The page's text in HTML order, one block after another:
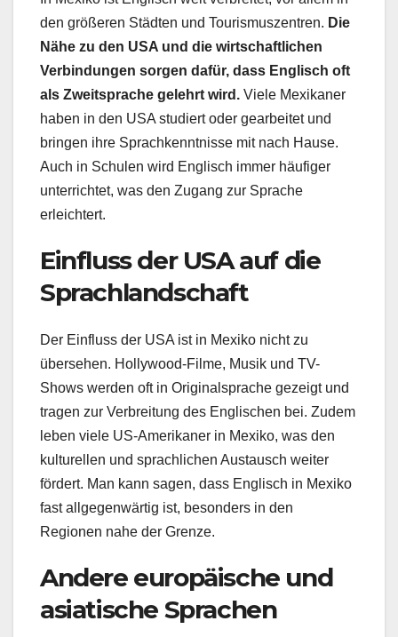
den größeren Städten und Tourismuszentren. Die
Nähe zu den USA und die wirtschaftlichen
Verbindungen sorgen dafür, dass Englisch oft
als Zweitsprache gelehrt wird. Viele Mexikaner
haben in den USA studiert oder gearbeitet und
bringen ihre Sprachkenntnisse mit nach Hause.
Auch in Schulen wird Englisch immer häufiger
unterrichtet, was den Zugang zur Sprache
erleichtert.
Einfluss der USA auf die
Sprachlandschaft
Der Einfluss der USA ist in Mexiko nicht zu
übersehen. Hollywood-Filme, Musik und TV-
Shows werden oft in Originalsprache gezeigt und
tragen zur Verbreitung des Englischen bei. Zudem
leben viele US-Amerikaner in Mexiko, was den
kulturellen und sprachlichen Austausch weiter
fördert. Man kann sagen, dass Englisch in Mexiko
fast allgegenwärtig ist, besonders in den
Regionen nahe der Grenze.
Andere europäische und
asiatische Sprachen